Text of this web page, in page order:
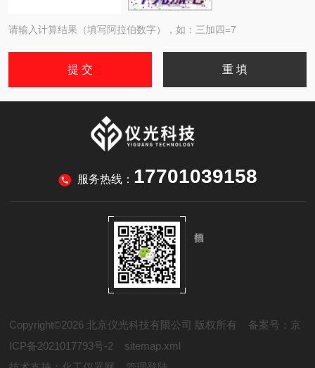
请输入计算结果（填写阿拉伯数字），如：三加四=7
服务热线： 17701039158
Copyright©2026 北京仪光科技有限公司 版权所有 备案号：京
ICP备2021017793号-2
sitemap.xml